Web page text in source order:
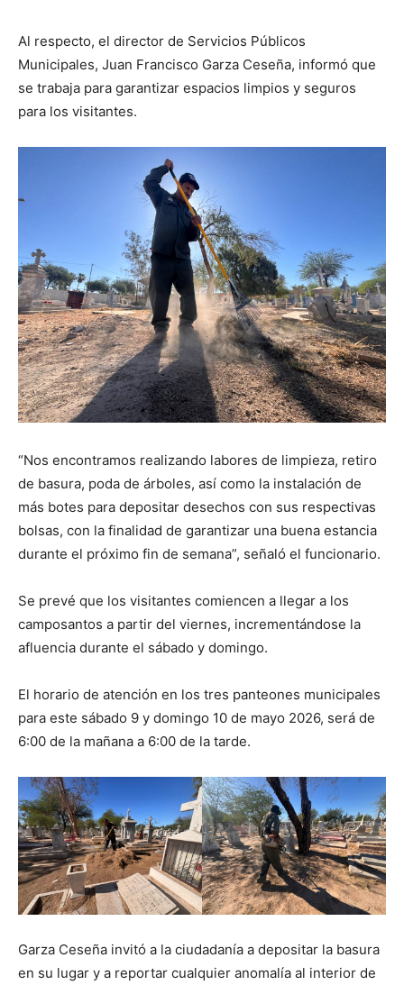
Al respecto, el director de Servicios Públicos
Municipales, Juan Francisco Garza Ceseña, informó que
se trabaja para garantizar espacios limpios y seguros
para los visitantes.
“Nos encontramos realizando labores de limpieza, retiro
de basura, poda de árboles, así como la instalación de
más botes para depositar desechos con sus respectivas
bolsas, con la finalidad de garantizar una buena estancia
durante el próximo fin de semana”, señaló el funcionario.
Se prevé que los visitantes comiencen a llegar a los
camposantos a partir del viernes, incrementándose la
afluencia durante el sábado y domingo.
El horario de atención en los tres panteones municipales
para este sábado 9 y domingo 10 de mayo 2026, será de
6:00 de la mañana a 6:00 de la tarde.
Garza Ceseña invitó a la ciudadanía a depositar la basura
en su lugar y a reportar cualquier anomalía al interior de